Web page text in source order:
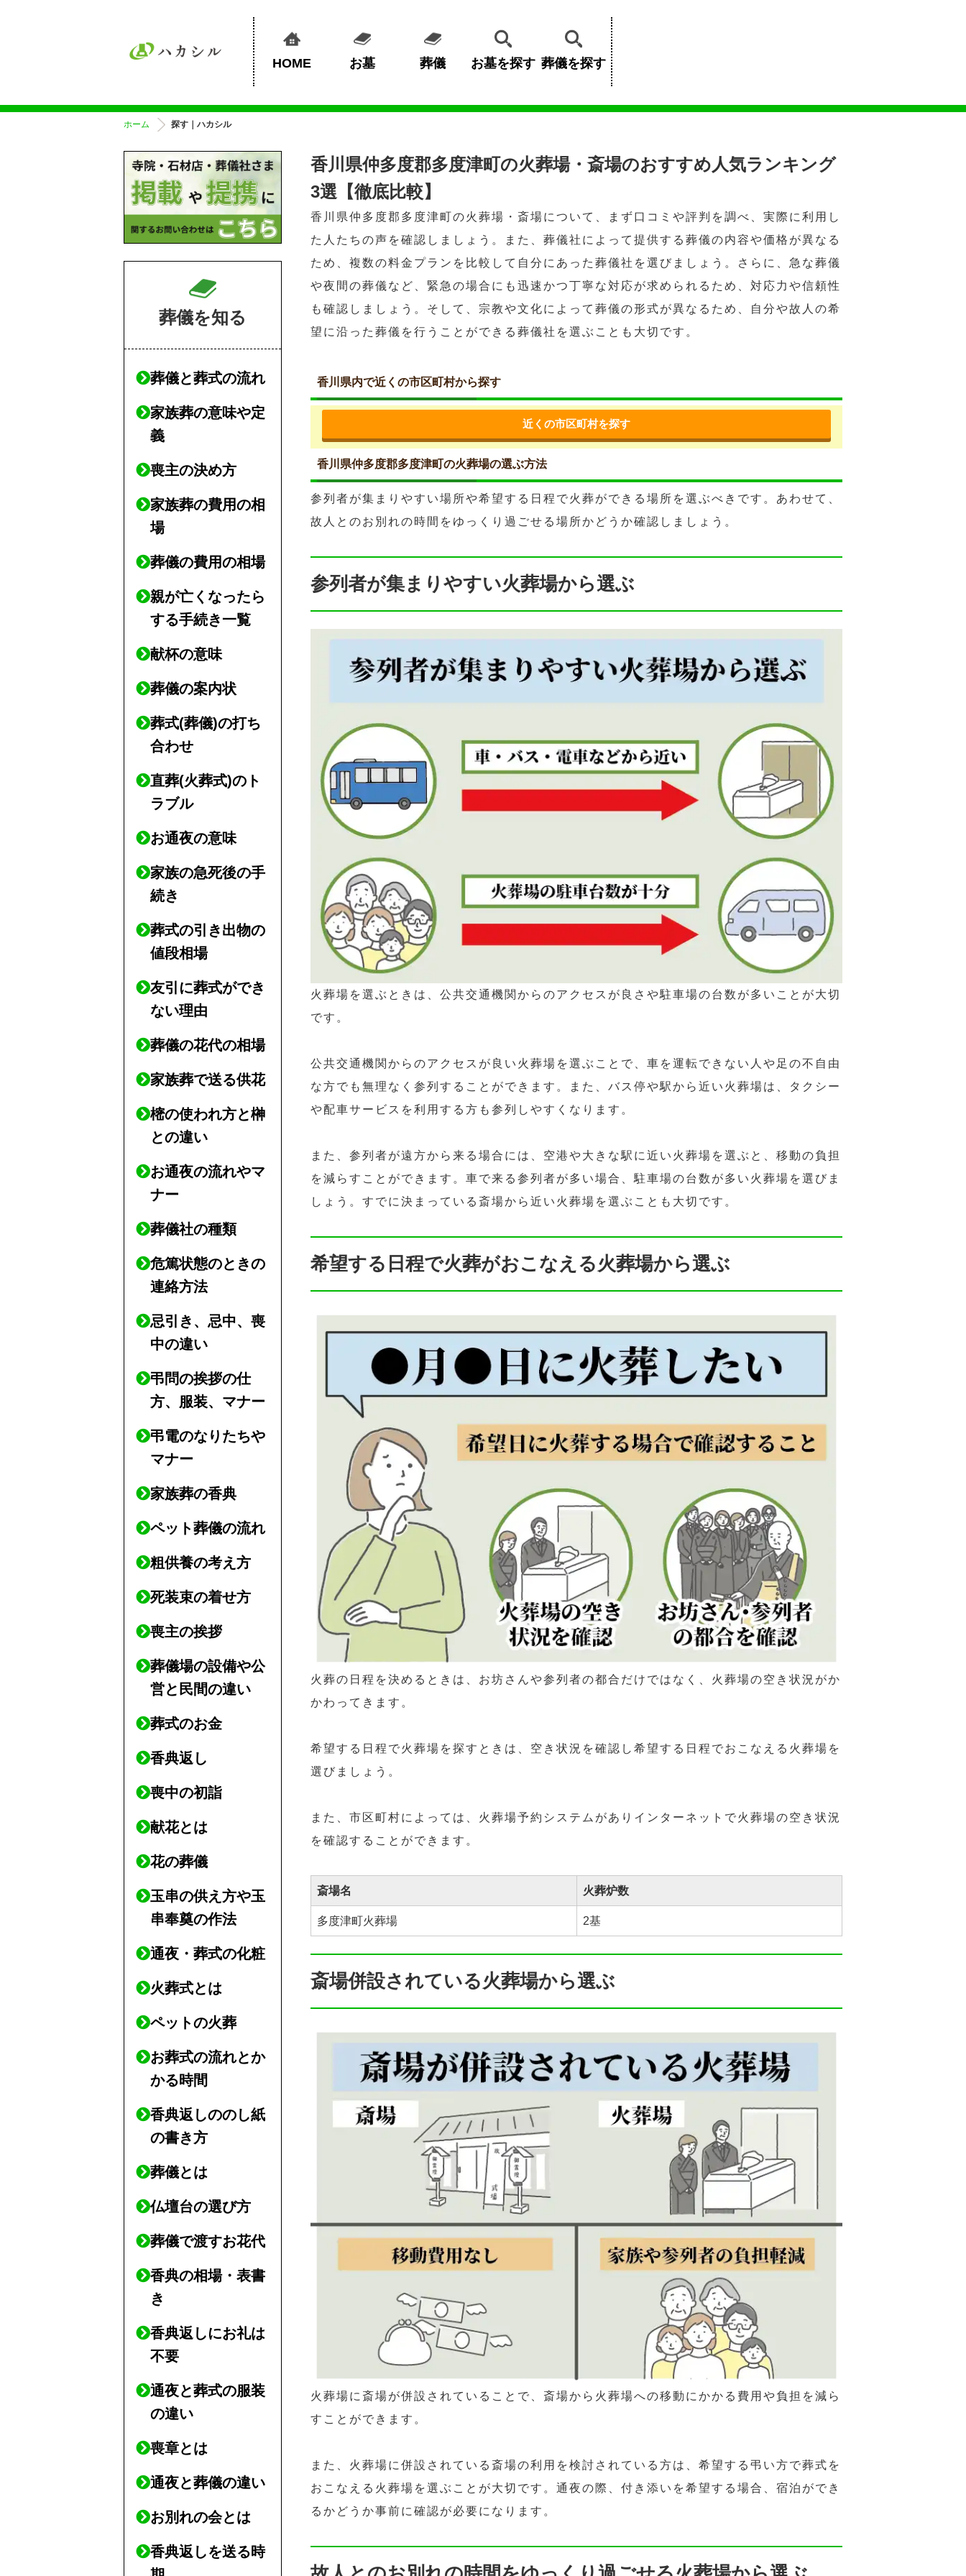
HOME お墓 葬儀 お墓を探す 葬儀を探す
ホーム 探す｜ハカシル
香川県仲多度郡多度津町の火葬場・斎場のおすすめ人気ランキング
3選【徹底比較】
香川県仲多度郡多度津町の火葬場・斎場について、まず口コミや評判を調べ、実際に利用し
た人たちの声を確認しましょう。また、葬儀社によって提供する葬儀の内容や価格が異なる
ため、複数の料金プランを比較して自分にあった葬儀社を選びましょう。さらに、急な葬儀
や夜間の葬儀など、緊急の場合にも迅速かつ丁寧な対応が求められるため、対応力や信頼性
も確認しましょう。そして、宗教や文化によって葬儀の形式が異なるため、自分や故人の希
望に沿った葬儀を行うことができる葬儀社を選ぶことも大切です。
香川県内で近くの市区町村から探す
近くの市区町村を探す
香川県仲多度郡多度津町の火葬場の選ぶ方法
参列者が集まりやすい場所や希望する日程で火葬ができる場所を選ぶべきです。あわせて、
故人とのお別れの時間をゆっくり過ごせる場所かどうか確認しましょう。
参列者が集まりやすい火葬場から選ぶ
火葬場を選ぶときは、公共交通機関からのアクセスが良さや駐車場の台数が多いことが大切
です。
公共交通機関からのアクセスが良い火葬場を選ぶことで、車を運転できない人や足の不自由
な方でも無理なく参列することができます。また、バス停や駅から近い火葬場は、タクシー
や配車サービスを利用する方も参列しやすくなります。
また、参列者が遠方から来る場合には、空港や大きな駅に近い火葬場を選ぶと、移動の負担
を減らすことができます。車で来る参列者が多い場合、駐車場の台数が多い火葬場を選びま
しょう。すでに決まっている斎場から近い火葬場を選ぶことも大切です。
希望する日程で火葬がおこなえる火葬場から選ぶ
火葬の日程を決めるときは、お坊さんや参列者の都合だけではなく、火葬場の空き状況がか
かわってきます。
希望する日程で火葬場を探すときは、空き状況を確認し希望する日程でおこなえる火葬場を
選びましょう。
また、市区町村によっては、火葬場予約システムがありインターネットで火葬場の空き状況
を確認することができます。
斎場名 火葬炉数
多度津町火葬場 2基
斎場併設されている火葬場から選ぶ
火葬場に斎場が併設されていることで、斎場から火葬場への移動にかかる費用や負担を減ら
すことができます。
また、火葬場に併設されている斎場の利用を検討されている方は、希望する弔い方で葬式を
おこなえる火葬場を選ぶことが大切です。通夜の際、付き添いを希望する場合、宿泊ができ
るかどうか事前に確認が必要になります。
葬儀を知る
葬儀と葬式の流れ
家族葬の意味や定
義
喪主の決め方
家族葬の費用の相
場
葬儀の費用の相場
親が亡くなったら
する手続き一覧
献杯の意味
葬儀の案内状
葬式(葬儀)の打ち
合わせ
直葬(火葬式)のト
ラブル
お通夜の意味
家族の急死後の手
続き
葬式の引き出物の
値段相場
友引に葬式ができ
ない理由
葬儀の花代の相場
家族葬で送る供花
樒の使われ方と榊
との違い
お通夜の流れやマ
ナー
葬儀社の種類
危篤状態のときの
連絡方法
忌引き、忌中、喪
中の違い
弔問の挨拶の仕
方、服装、マナー
弔電のなりたちや
マナー
家族葬の香典
ペット葬儀の流れ
粗供養の考え方
死装束の着せ方
喪主の挨拶
葬儀場の設備や公
営と民間の違い
葬式のお金
香典返し
喪中の初詣
献花とは
花の葬儀
玉串の供え方や玉
串奉奠の作法
通夜・葬式の化粧
火葬式とは
ペットの火葬
お葬式の流れとか
かる時間
香典返しののし紙
の書き方
葬儀とは
仏壇台の選び方
葬儀で渡すお花代
香典の相場・表書
き
香典返しにお礼は
不要
通夜と葬式の服装
の違い
喪章とは
通夜と葬儀の違い
お別れの会とは
香典返しを送る時